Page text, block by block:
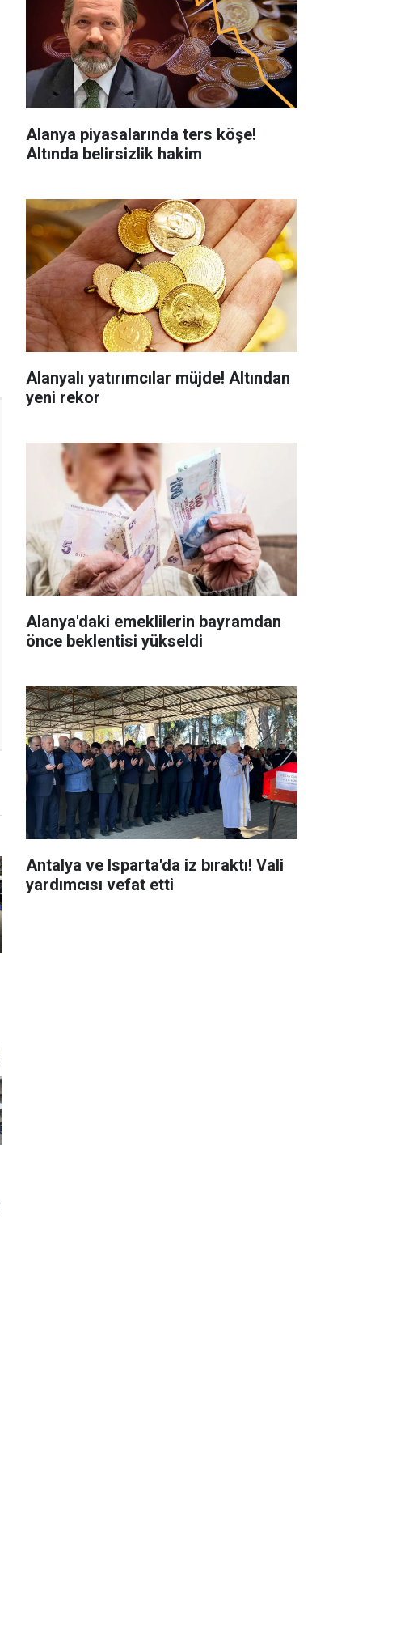
Alanya piyasalarında ters köşe!
Altında belirsizlik hakim
Alanyalı yatırımcılar müjde! Altından
yeni rekor
Alanya'daki emeklilerin bayramdan
önce beklentisi yükseldi
Antalya ve Isparta'da iz bıraktı! Vali
yardımcısı vefat etti